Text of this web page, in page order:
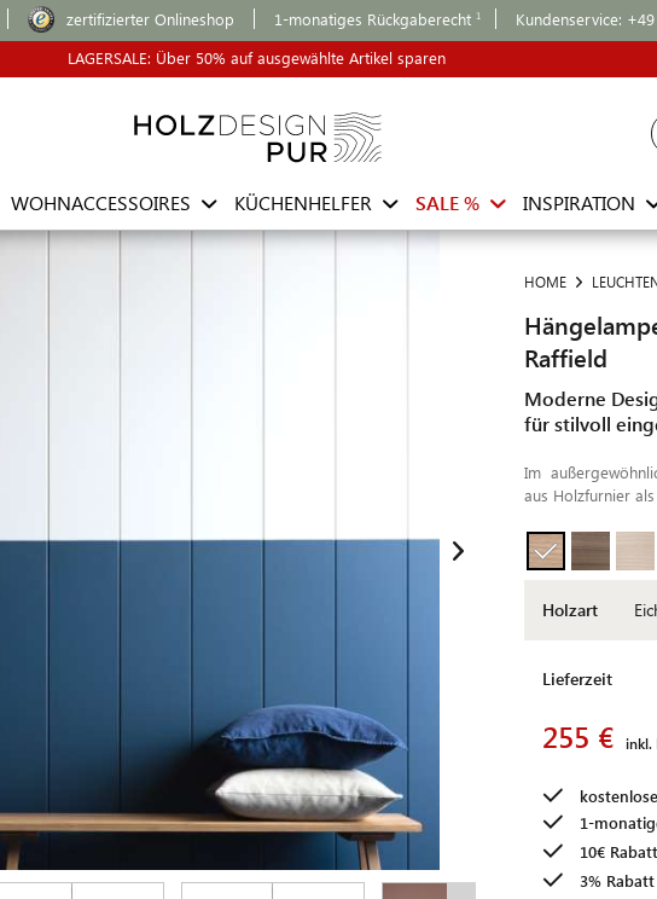
zertifizierter Onlineshop 1-monatiges Rückgaberecht Kundenservice:
LAGERSALE: Über 50% auf ausgewählte Artikel sparen
WOHNACCESSOIRES KÜCHENHELFER SALE % INSPIRATION
HOME
Raffield
Moderne
für stilvoll
Im
aus Holzfurnier
Holzart
Lieferzeit
255 € inkl.
1-
10€
3%